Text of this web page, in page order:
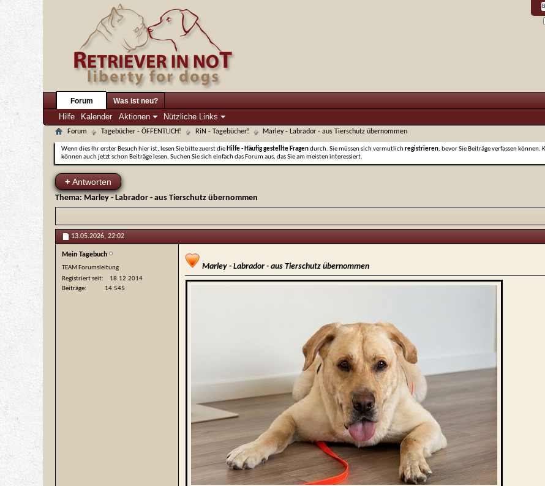
Forum
Hilfe Kalender Aktionen Nützliche Links
Was ist neu?
Forum Tagebücher - ÖFFENTLICH! RiN - Tagebücher! Marley - Labrador - aus Tierschutz übernommen
Wenn dies Ihr erster Besuch hier ist, lesen Sie bitte zuerst die Hilfe - Häufig gestellte Fragendurch. Sie müssen sich vermutlichregistrieren, bevor Sie Beiträge verfassen können.
können auch jetzt schon Beiträge lesen. Suchen Sie sich einfach das Forum aus, das Sie am meisten interessiert.
+Antworten
Thema: Marley - Labrador - aus Tierschutz übernommen
13.05.2026, 22:02
Mein Tagebuch
TEAM Forumsleitung
Registriert seit
18.12.2014
Beiträge
14.545
Marley - Labrador - aus Tierschutz übernommen